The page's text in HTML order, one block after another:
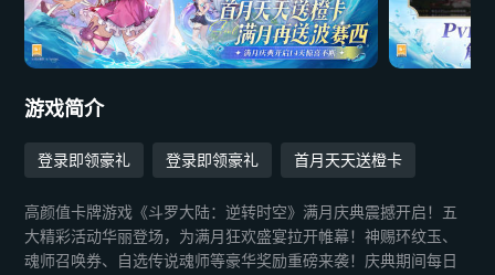
游戏简介
登录即领豪礼 登录即领豪礼 首月天天送橙卡
高颜值卡牌游戏《斗罗大陆：逆转时空》满月庆典震撼开启！五
大精彩活动华丽登场，为满月狂欢盛宴拉开帷幕！神赐环纹玉、
魂师召唤券、自选传说魂师等豪华奖励重磅来袭！庆典期间每日